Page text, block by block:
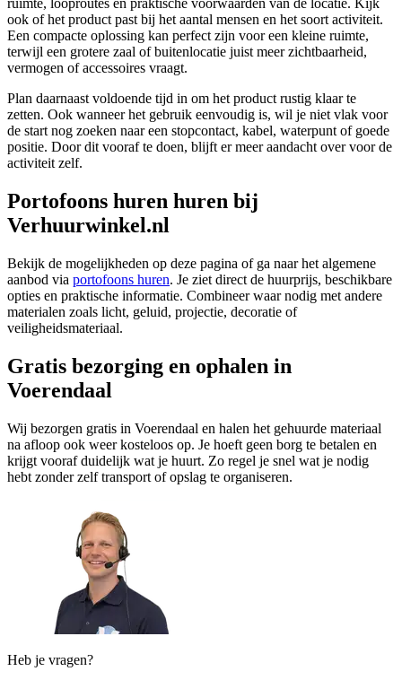
ruimte, looproutes en praktische voorwaarden van de locatie. Kijk
ook of het product past bij het aantal mensen en het soort activiteit.
Een compacte oplossing kan perfect zijn voor een kleine ruimte,
terwijl een grotere zaal of buitenlocatie juist meer zichtbaarheid,
vermogen of accessoires vraagt.
Plan daarnaast voldoende tijd in om het product rustig klaar te
zetten. Ook wanneer het gebruik eenvoudig is, wil je niet vlak voor
de start nog zoeken naar een stopcontact, kabel, waterpunt of goede
positie. Door dit vooraf te doen, blijft er meer aandacht over voor de
activiteit zelf.
Portofoons huren huren bij
Verhuurwinkel.nl
Bekijk de mogelijkheden op deze pagina of ga naar het algemene
aanbod via portofoons huren. Je ziet direct de huurprijs, beschikbare
opties en praktische informatie. Combineer waar nodig met andere
materialen zoals licht, geluid, projectie, decoratie of
veiligheidsmateriaal.
Gratis bezorging en ophalen in
Voerendaal
Wij bezorgen gratis in Voerendaal en halen het gehuurde materiaal
na afloop ook weer kosteloos op. Je hoeft geen borg te betalen en
krijgt vooraf duidelijk wat je huurt. Zo regel je snel wat je nodig
hebt zonder zelf transport of opslag te organiseren.
Heb je vragen?